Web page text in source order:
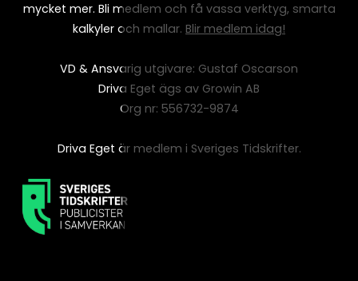
mycket mer. Bli medlem och få vassa verktyg, smarta
kalkyler och mallar. Blir medlem idag!
VD & Ansvarig utgivare: Gustaf Oscarson
Driva Eget ägs av Growin AB
Org nr: 556732-9874
Driva Eget är medlem i Sveriges Tidskrifter.